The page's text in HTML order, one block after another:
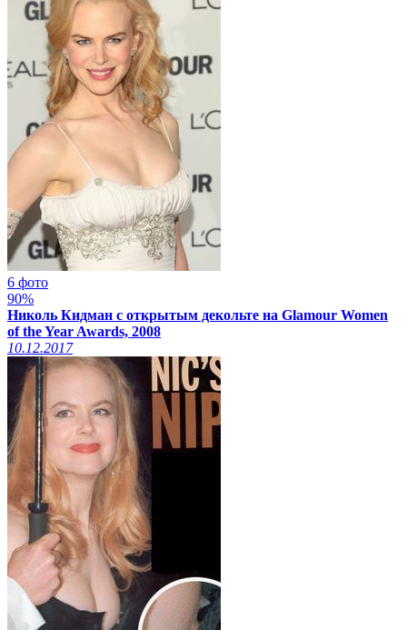
6 фото
90%
Николь Кидман с открытым декольте на Glamour Women
of the Year Awards, 2008
10.12.2017